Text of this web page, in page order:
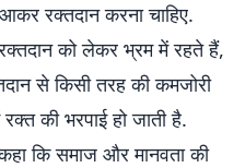
रक्तदान करना चाहिए.
को लेकर भ्रम में रहते हैं,
से किसी तरह की कमजोरी
की भरपाई हो जाती है.
कि समाज और मानवता की